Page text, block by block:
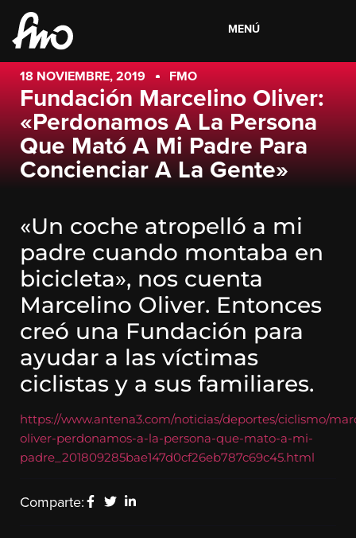
MENÚ
18 NOVIEMBRE, 2019 FMO
Fundación Marcelino Oliver:
«Perdonamos A La Persona
Que Mató A Mi Padre Para
Concienciar A La Gente»
«Un coche atropelló a mi
padre cuando montaba en
bicicleta», nos cuenta
Marcelino Oliver. Entonces
creó una Fundación para
ayudar a las víctimas
ciclistas y a sus familiares.
https://www.antena3.com/noticias/deportes/ciclismo/
oliver-perdonamos-a-la-persona-que-mato-a-mi-
padre_201809285bae147d0cf26eb787c69c45.html
Comparte: